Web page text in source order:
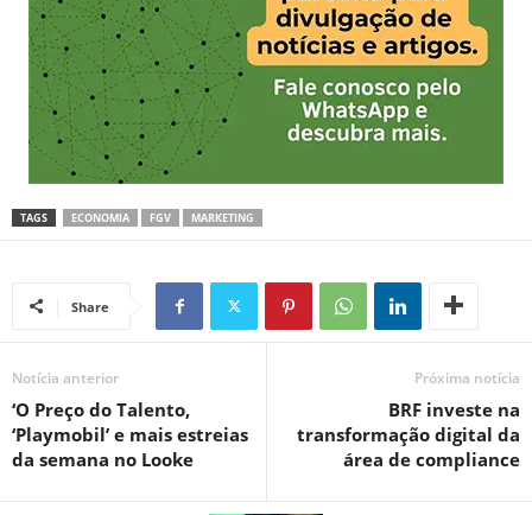
TAGS ECONOMIA FGV MARKETING
Share
Notícia anterior
‘O Preço do Talento,
‘Playmobil’ e mais estreias
da semana no Looke
Próxima notícia
BRF investe na
transformação digital da
área de compliance